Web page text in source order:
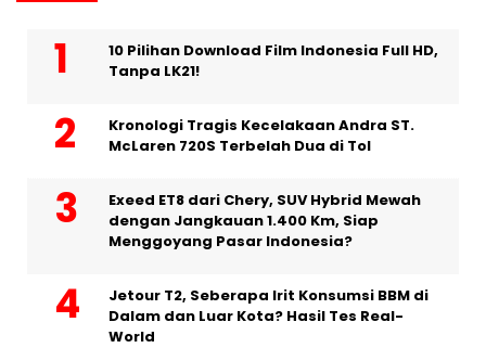
10 Pilihan Download Film Indonesia Full HD,
Tanpa LK21!
Kronologi Tragis Kecelakaan Andra ST.
McLaren 720S Terbelah Dua di Tol
Exeed ET8 dari Chery, SUV Hybrid Mewah
dengan Jangkauan 1.400 Km, Siap
Menggoyang Pasar Indonesia?
Jetour T2, Seberapa Irit Konsumsi BBM di
Dalam dan Luar Kota? Hasil Tes Real-
World